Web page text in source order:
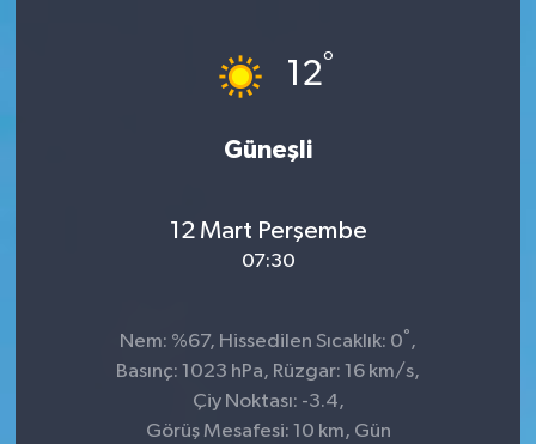
12°
Güneşli
12 Mart Perşembe
07:30
Nem: %67, Hissedilen Sıcaklık: 0° ,
Basınç: 1023 hPa, Rüzgar: 16 km/s,
Çiy Noktası: -3.4,
Görüş Mesafesi: 10 km, Gün
SPOR